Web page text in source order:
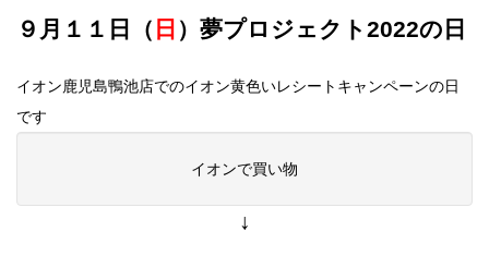
９月１１日（ 日 ）夢プロジェクト2022の日
イオン鹿児島鴨池店でのイオン黄色いレシートキャンペーンの日
です
イオンで買い物
↓